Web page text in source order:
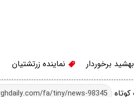
بهشید برخوردار نماینده زرتشتیان